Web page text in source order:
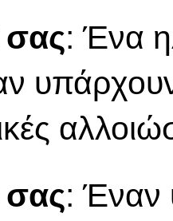
σας: Ένα
σας: Έναν